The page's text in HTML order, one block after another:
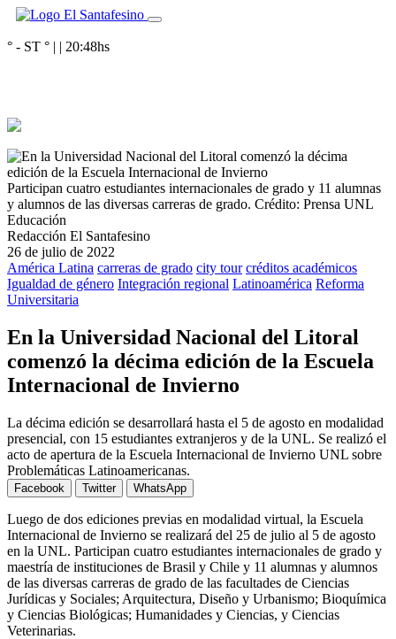
° - ST ° | | 20:48hs
Participan cuatro estudiantes internacionales de grado y 11 alumnas
y alumnos de las diversas carreras de grado. Crédito: Prensa UNL
Educación
Redacción El Santafesino
26 de julio de 2022
América Latina carreras de grado city tour créditos académicos
Igualdad de género Integración regional Latinoamérica Reforma
Universitaria
En la Universidad Nacional del Litoral
comenzó la décima edición de la Escuela
Internacional de Invierno
La décima edición se desarrollará hasta el 5 de agosto en modalidad
presencial, con 15 estudiantes extranjeros y de la UNL. Se realizó el
acto de apertura de la Escuela Internacional de Invierno UNL sobre
Problemáticas Latinoamericanas.
Facebook Twitter WhatsApp
Luego de dos ediciones previas en modalidad virtual, la Escuela
Internacional de Invierno se realizará del 25 de julio al 5 de agosto
en la UNL. Participan cuatro estudiantes internacionales de grado y
maestría de instituciones de Brasil y Chile y 11 alumnas y alumnos
de las diversas carreras de grado de las facultades de Ciencias
Jurídicas y Sociales; Arquitectura, Diseño y Urbanismo; Bioquímica
y Ciencias Biológicas; Humanidades y Ciencias, y Ciencias
Veterinarias.